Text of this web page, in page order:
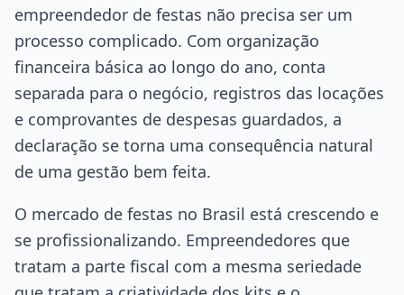
empreendedor de festas não precisa ser um
processo complicado. Com organização
financeira básica ao longo do ano, conta
separada para o negócio, registros das locações
e comprovantes de despesas guardados, a
declaração se torna uma consequência natural
de uma gestão bem feita.
O mercado de festas no Brasil está crescendo e
se profissionalizando. Empreendedores que
tratam a parte fiscal com a mesma seriedade